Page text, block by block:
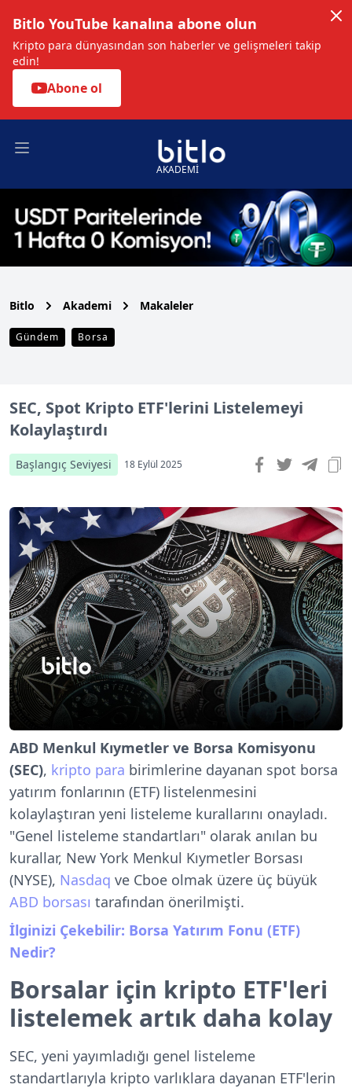
Bitlo YouTube kanalına abone olun
Kripto para dünyasından son haberler ve gelişmeleri takip
edin!
Abone ol
Open main menu
AKADEMİ
Bitlo Akademi Makaleler
Gündem Borsa
SEC, Spot Kripto ETF'lerini Listelemeyi
Kolaylaştırdı
Başlangıç Seviyesi 18 Eylül 2025
ABD Menkul Kıymetler ve Borsa Komisyonu
(SEC), kripto para birimlerine dayanan spot borsa
yatırım fonlarının (ETF) listelenmesini
kolaylaştıran yeni listeleme kurallarını onayladı.
"Genel listeleme standartları" olarak anılan bu
kurallar, New York Menkul Kıymetler Borsası
(NYSE), Nasdaq ve Cboe olmak üzere üç büyük
ABD borsası tarafından önerilmişti.
İlginizi Çekebilir: Borsa Yatırım Fonu (ETF)
Nedir?
Borsalar için kripto ETF'leri
listelemek artık daha kolay
SEC, yeni yayımladığı genel listeleme
standartlarıyla kripto varlıklara dayanan ETF'lerin